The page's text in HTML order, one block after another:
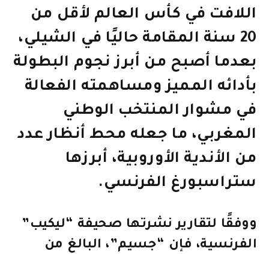
اللافت في كأس العالم لأقل من
20 سنة المقامة حاليًا في الشيلي،
بعدما أصبح من أبرز نجوم البطولة
بأدائه المميز ومساهمته الفعالة
في مشوار المنتخب الوطني
المغربي، ما جعله محط أنظار عدد
من الأندية الأوروبية، أبرزها
ستراسبورغ الفرنسي.
ووفقًا لتقارير نشرتها صحيفة “ليكيب”
الفرنسية، فإن “جسيم”، البالغ من